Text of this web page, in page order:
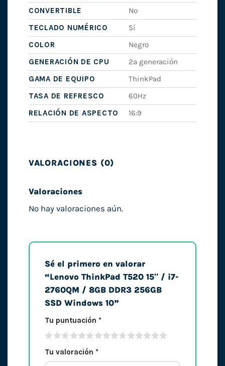
CONVERTIBLE
No
TECLADO NUMÉRICO
Sí
COLOR
Negro
GENERACIÓN DE CPU
2ª generación
GAMA DE EQUIPO
ThinkPad
TASA DE REFRESCO
60Hz
RELACIÓN DE ASPECTO
16:9
VALORACIONES (0)
Valoraciones
No hay valoraciones aún.
Sé el primero en valorar
“Lenovo ThinkPad T520 15″ / i7-
2760QM / 8GB DDR3 256GB
SSD Windows 10”
Tu puntuación *
Tu valoración *